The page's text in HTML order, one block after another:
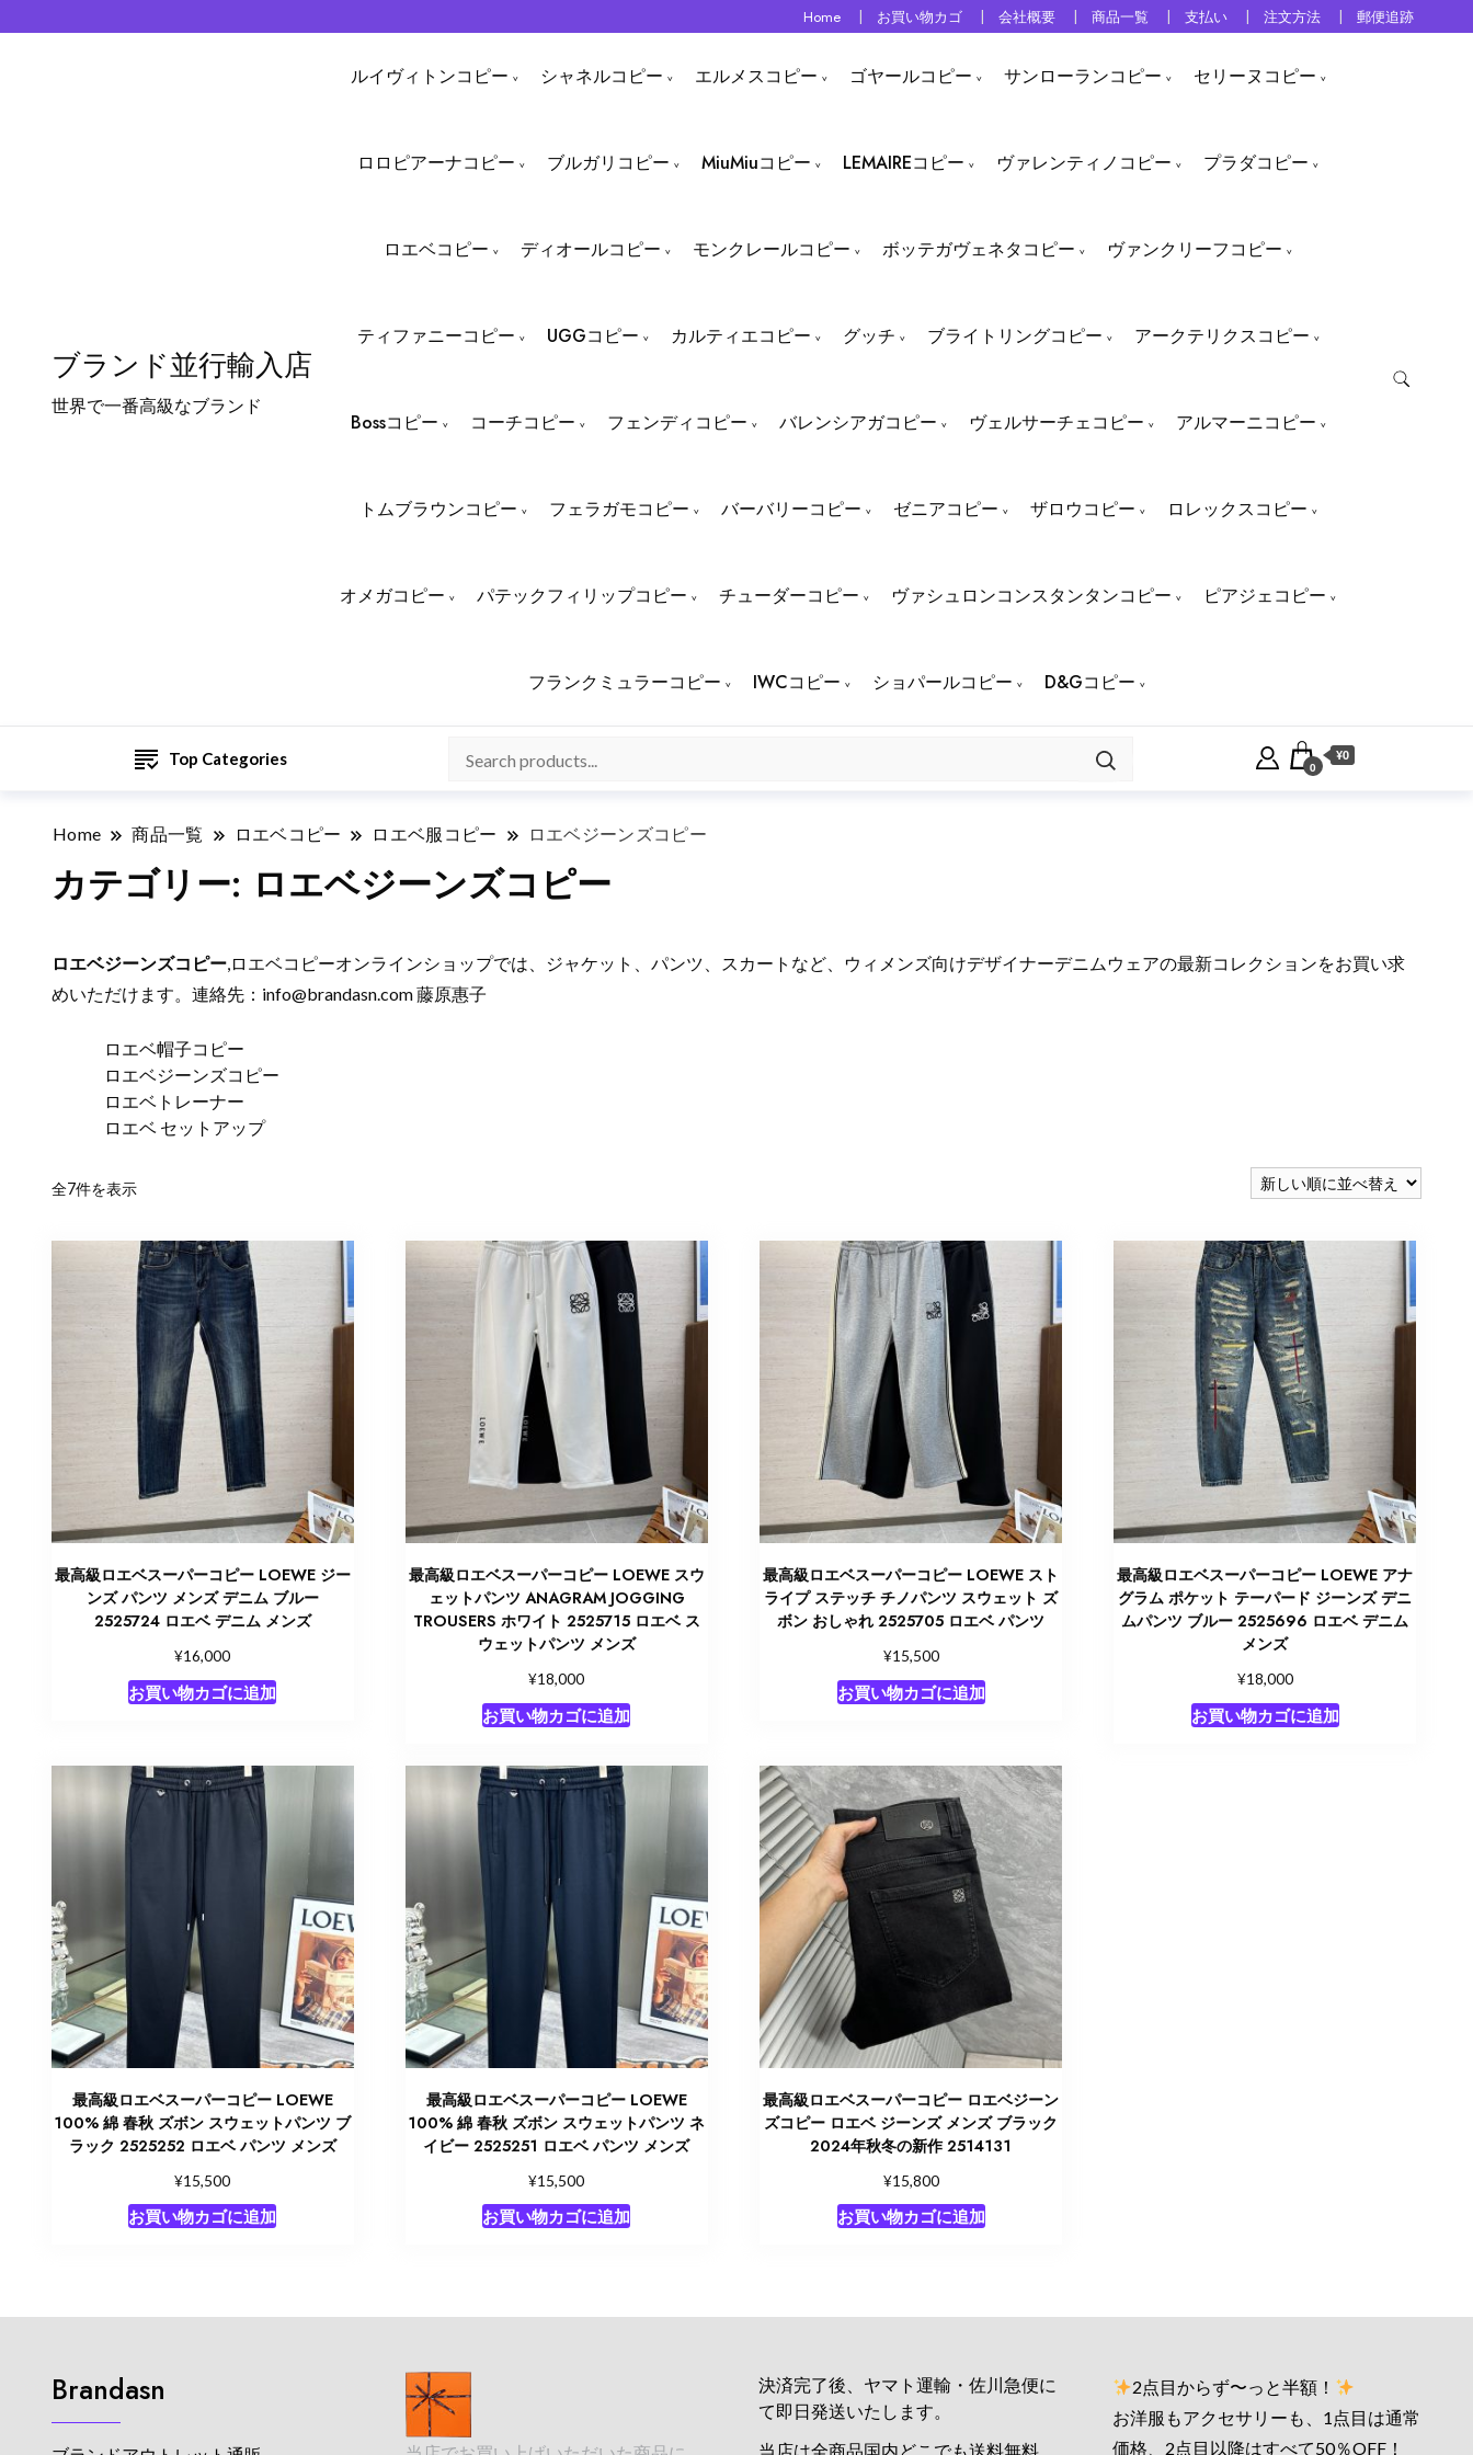
Home お買い物カゴ 会社概要 商品一覧 支払い 注文方法 郵便追跡
ブランド並行輸入店
世界で一番高級なブランド
ルイヴィトンコピー シャネルコピー エルメスコピー ゴヤールコピー サンローランコピー セリーヌコピー
ロロピアーナコピー ブルガリコピー MiuMiuコピー LEMAIREコピー ヴァレンティノコピー プラダコピー
ロエベコピー ディオールコピー モンクレールコピー ボッテガヴェネタコピー ヴァンクリーフコピー
ティファニーコピー UGGコピー カルティエコピー グッチ ブライトリングコピー アークテリクスコピー
Bossコピー コーチコピー フェンディコピー バレンシアガコピー ヴェルサーチェコピー アルマーニコピー
トムブラウンコピー フェラガモコピー バーバリーコピー ゼニアコピー ザロウコピー ロレックスコピー
オメガコピー パテックフィリップコピー チューダーコピー ヴァシュロンコンスタンタンコピー ピアジェコピー
フランクミュラーコピー IWCコピー ショパールコピー D&Gコピー
Top Categories 0
¥0
Home 商品一覧 ロエベコピー ロエベ服コピー ロエベジーンズコピー
カテゴリー: ロエベジーンズコピー
ロエベジーンズコピー,ロエベコピーオンラインショップでは、ジャケット、パンツ、スカートなど、ウィメンズ向けデザイナーデニムウェアの最新コレクションをお買い求
めいただけます。連絡先： info@brandasn.com藤原惠子
ロエベ帽子コピー
ロエベジーンズコピー
ロエベトレーナー
ロエベ セットアップ
全7件を表示新
い
順
最高級ロエベスーパーコピー LOEWE ジー
ンズ パンツ メンズ デニム ブルー
2525724 ロエベ デニム メンズ
¥16,000
お買い物カゴに追加
最高級ロエベスーパーコピー LOEWE スウ
ェットパンツ ANAGRAM JOGGING
TROUSERS ホワイト 2525715 ロエベ ス
ウェットパンツ メンズ
¥18,000
お買い物カゴに追加
最高級ロエベスーパーコピー LOEWE スト
ライプ ステッチ チノパンツ スウェット ズ
ボン おしゃれ 2525705 ロエベ パンツ
¥15,500
お買い物カゴに追加
最高級ロエベスーパーコピー LOEWE アナ
グラム ポケット テーパード ジーンズ デニ
ムパンツ ブルー 2525696 ロエベ デニム
メンズ
¥18,000
お買い物カゴに追加
最高級ロエベスーパーコピー LOEWE
100% 綿 春秋 ズボン スウェットパンツ ブ
ラック 2525252 ロエベ パンツ メンズ
¥15,500
お買い物カゴに追加
最高級ロエベスーパーコピー LOEWE
100% 綿 春秋 ズボン スウェットパンツ ネ
イビー 2525251 ロエベ パンツ メンズ
¥15,500
お買い物カゴに追加
最高級ロエベスーパーコピー ロエベジーン
ズコピー ロエベ ジーンズ メンズ ブラック
2024年秋冬の新作 2514131
¥15,800
お買い物カゴに追加
Brandasn
決済完了後、ヤマト運輸・佐川急便に
て即日発送いたします。
当店は全商品国内どこでも送料無料
2点目からず〜っと半額！
お洋服もアクセサリーも、1点目は通常
価格、2点目以降はすべて50％OFF！